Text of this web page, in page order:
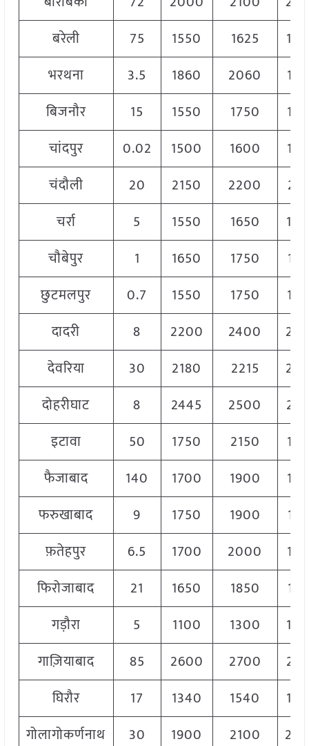
बरेली
75 1550 1625
भरथना
3.5 1860 2060
बिजनौर
15 1550 1750
चांदपुर
0.02 1500 1600
चंदौली
20 2150 2200
चर्रा
5 1550 1650
चौबेपुर
1 1650 1750
छुटमलपुर
0.7 1550 1750
दादरी
8 2200 2400
देवरिया
30 2180 2215
दोहरीघाट
8 2445 2500
इटावा
50 1750 2150
फैजाबाद
140 1700 1900
फरुखाबाद
9 1750 1900
फ़तेहपुर
6.5 1700 2000
फिरोजाबाद
21 1650 1850
गड़ौरा
5 1100 1300
गाज़ियाबाद
85 2600 2700
घिरौर
17 1340 1540
गोलागोकर्णनाथ
30 1900 2100